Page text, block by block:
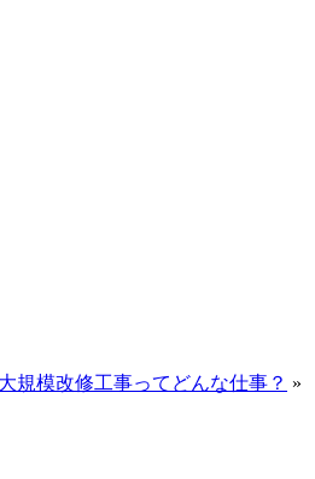
規模改修工事ってどんな仕事？ »